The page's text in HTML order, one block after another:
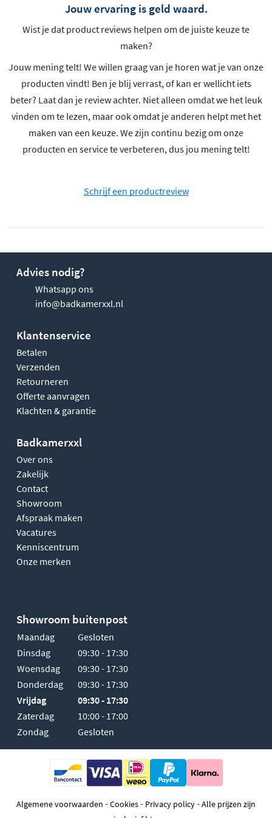
Jouw ervaring is geld waard.
Wist je dat product reviews helpen om de juiste keuze te
maken?
Jouw mening telt! We willen graag van je horen wat je van onze
producten vindt! Ben je blij verrast, of kan er wellicht iets
beter? Laat dan je review achter. Niet alleen omdat we het leuk
vinden om te lezen, maar ook omdat je anderen helpt met het
maken van een keuze. We zijn continu bezig om onze
producten en service te verbeteren, dus jou mening telt!
Schrijf een productreview
Advies nodig?
Whatsapp ons
info@badkamerxxl.nl
Klantenservice
Betalen
Verzenden
Retourneren
Offerte aanvragen
Klachten & garantie
Badkamerxxl
Over ons
Zakelijk
Contact
Showroom
Afspraak maken
Vacatures
Kenniscentrum
Onze merken
Showroom buitenpost
Maandag
Gesloten
Dinsdag
09:30 - 17:30
Woensdag
09:30 - 17:30
Donderdag
09:30 - 17:30
Vrijdag
09:30 - 17:30
Zaterdag
10:00 - 17:00
Zondag
Gesloten
Algemene voorwaarden -Cookies- Privacy policy-Alle prijzen zijn